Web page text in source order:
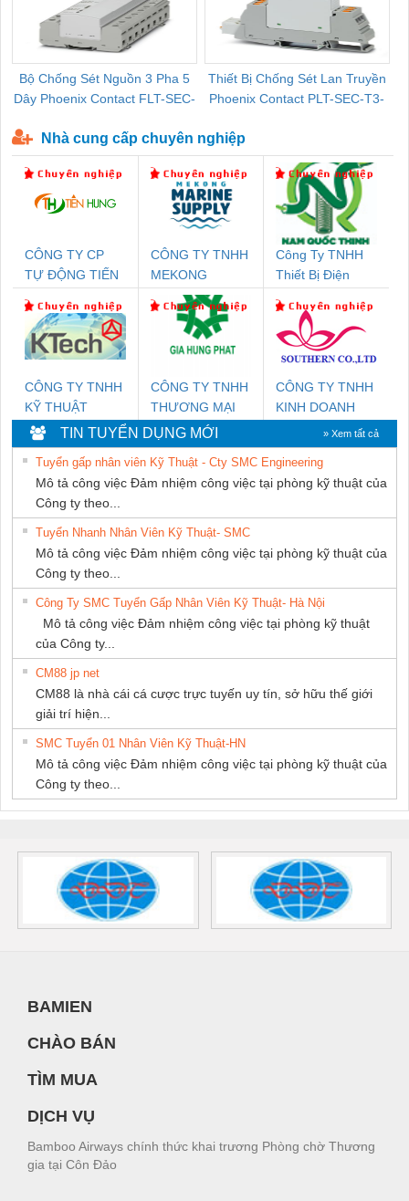
Bộ Chống Sét Nguồn 3 Pha 5
Dây Phoenix Contact FLT-SEC-
Thiết Bị Chống Sét Lan Truyền
Phoenix Contact PLT-SEC-T3-
Nhà cung cấp chuyên nghiệp
CÔNG TY CP
TỰ ĐỘNG TIẾN
CÔNG TY TNHH
MEKONG
MARINE
SUPPLY
Công Ty TNHH
Thiết Bị Điện
CÔNG TY TNHH
KỸ THUẬT
KTECH VIỆT
NAM
CÔNG TY TNHH
THƯƠNG MẠI
DỊCH VỤ KỸ
THUẬT ĐIỆN CƠ
GIA HƯNG
PHÁT
CÔNG TY TNHH
KINH DOANH
DỊCH VỤ XNK
PHƯƠNG NAM
TIN TUYỂN DỤNG MỚI » Xem tất cả
Tuyển gấp nhân viên Kỹ Thuật - Cty SMC Engineering
Mô tả công việc Đảm nhiệm công việc tại phòng kỹ thuật của
Công ty theo...
Tuyển Nhanh Nhân Viên Kỹ Thuật- SMC
Mô tả công việc Đảm nhiệm công việc tại phòng kỹ thuật của
Công ty theo...
Công Ty SMC Tuyển Gấp Nhân Viên Kỹ Thuật- Hà Nội
Mô tả công việc Đảm nhiệm công việc tại phòng kỹ thuật
của Công ty...
CM88 jp net
CM88 là nhà cái cá cược trực tuyến uy tín, sở hữu thế giới
giải trí hiện...
SMC Tuyển 01 Nhân Viên Kỹ Thuật-HN
Mô tả công việc Đảm nhiệm công việc tại phòng kỹ thuật của
Công ty theo...
BAMIEN
CHÀO BÁN
TÌM MUA
DỊCH VỤ
Bamboo Airways chính thức khai trương Phòng chờ Thương
gia tại Côn Đảo